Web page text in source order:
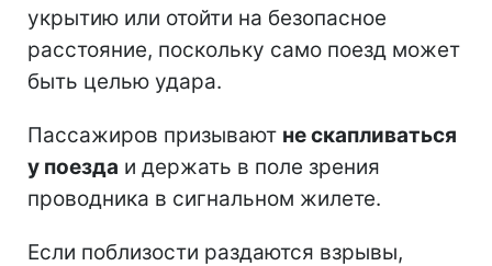
укрытию или отойти на безопасное
расстояние, поскольку само поезд может
быть целью удара.
Пассажиров призывают не скапливаться
у поезда и держать в поле зрения
проводника в сигнальном жилете.
Если поблизости раздаются взрывы,